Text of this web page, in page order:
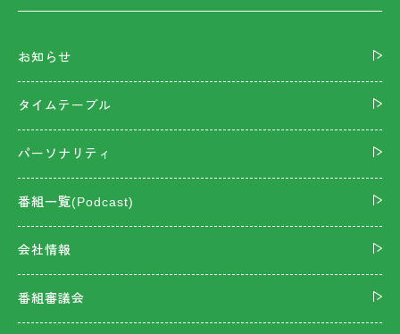
お知らせ
タイムテーブル
パーソナリティ
番組一覧(Podcast)
会社情報
番組審議会